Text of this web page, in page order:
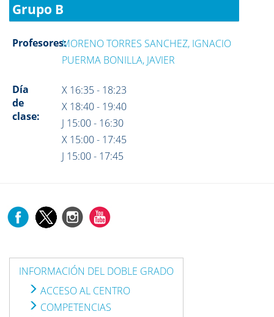
Grupo B
Profesores:MORENO TORRES SANCHEZ, IGNACIO
PUERMA BONILLA, JAVIER
Día
de
clase:
X 16:35 - 18:23
X 18:40 - 19:40
J 15:00 - 16:30
X 15:00 - 17:45
J 15:00 - 17:45
INFORMACIÓN DEL DOBLE GRADO
ACCESO AL CENTRO
COMPETENCIAS